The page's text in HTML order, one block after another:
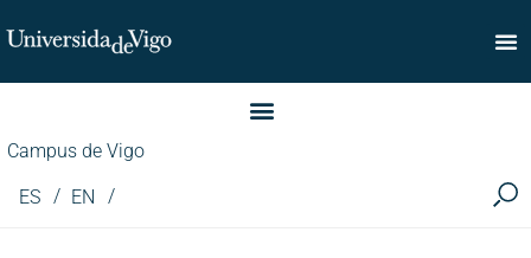
Facultade de Comercio
Campus de Vigo
ES EN